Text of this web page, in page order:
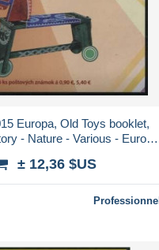
Europa, Old Toys booklet,
- Nature - Various - Europa
± 12,36 $US
Professionnel